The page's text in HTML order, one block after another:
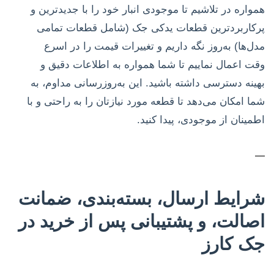
همواره در تلاشیم تا موجودی انبار خود را با جدیدترین و
پرکاربردترین قطعات یدکی جک (شامل قطعات تمامی
مدل‌ها) به‌روز نگه داریم و تغییرات قیمت را در اسرع
وقت اعمال نماییم تا شما همواره به اطلاعات دقیق و
بهینه دسترسی داشته باشید. این به‌روزرسانی مداوم، به
شما امکان می‌دهد تا قطعه مورد نیازتان را به راحتی و با
اطمینان از موجودی، پیدا کنید.
—
شرایط ارسال، بسته‌بندی، ضمانت
اصالت، و پشتیبانی پس از خرید در
جک کارز